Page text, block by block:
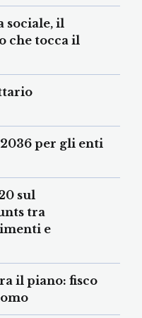
sociale, il
che tocca il
per gli enti
sul
tra
e
il piano: fisco